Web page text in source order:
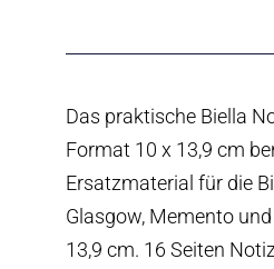
Das praktische Biella
Format 10 x 13,9 cm
Ersatzmaterial für die
Glasgow, Memento
13,9 cm. 16 Seiten